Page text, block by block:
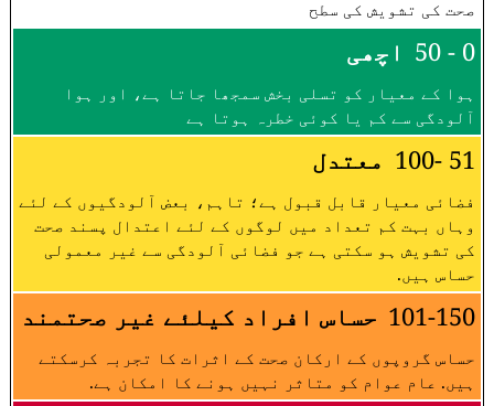
صحت کی تشویش کی سطح
0 - 50 اچھی
ہوا کے معیار کو تسلی بخش سمجھا جاتا ہے، اور ہوا
آلودگی سے کم یا کوئی خطرہ ہوتا ہے
51 -100 معتدل
فضائی معیار قابل قبول ہے؛ تاہم، بعض آلودگیوں کے لئے
وہاں بہت کم تعداد میں لوگوں کے لئے اعتدال پسند صحت
کی تشویش ہو سکتی ہے جو فضائی آلودگی سے غیر معمولی
حساس ہیں.
101-150 حساس افراد کیلئے غیر صحتمند
حساس گروپوں کے ارکان صحت کے اثرات کا تجربہ کرسکتے
ہیں. عام عوام کو متاثر نہیں ہونے کا امکان ہے.